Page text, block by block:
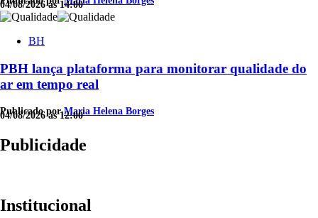
04/08/2026 às 14:00
BH
PBH lança plataforma para monitorar qualidade do
ar em tempo real
Publicado porMaria Helena Borges
04/08/2026 às 12:00
Publicidade
Institucional